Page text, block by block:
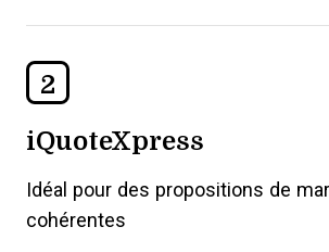
2
iQuoteXpress
Idéal pour des propositions de
cohérentes